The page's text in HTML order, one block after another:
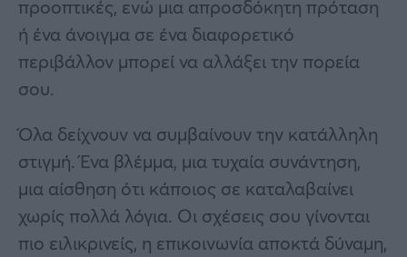
προοπτικές, ενώ μια απροσδόκητη πρόταση
ή ένα άνοιγμα σε ένα διαφορετικό
περιβάλλον μπορεί να αλλάξει την πορεία
σου.
Όλα δείχνουν να συμβαίνουν την κατάλληλη
στιγμή. Ένα βλέμμα, μια τυχαία συνάντηση,
μια αίσθηση ότι κάποιος σε καταλαβαίνει
χωρίς πολλά λόγια. Οι σχέσεις σου γίνονται
πιο ειλικρινείς, η επικοινωνία αποκτά δύναμη,